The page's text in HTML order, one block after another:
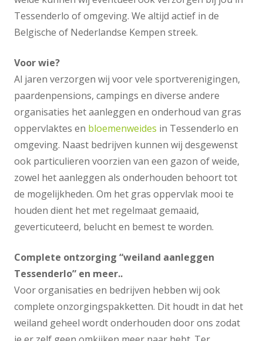
Tessenderlo of omgeving. We altijd actief in de
Belgische of Nederlandse Kempen streek.
Voor wie?
Al jaren verzorgen wij voor vele sportverenigingen,
paardenpensions, campings en diverse andere
organisaties het aanleggen en onderhoud van gras
oppervlaktes en bloemenweides in Tessenderlo en
omgeving. Naast bedrijven kunnen wij desgewenst
ook particulieren voorzien van een gazon of weide,
zowel het aanleggen als onderhouden behoort tot
de mogelijkheden. Om het gras oppervlak mooi te
houden dient het met regelmaat gemaaid,
geverticuteerd, belucht en bemest te worden.
Complete ontzorging “weiland aanleggen
Tessenderlo” en meer..
Voor organisaties en bedrijven hebben wij ook
complete onzorgingspakketten. Dit houdt in dat het
weiland geheel wordt onderhouden door ons zodat